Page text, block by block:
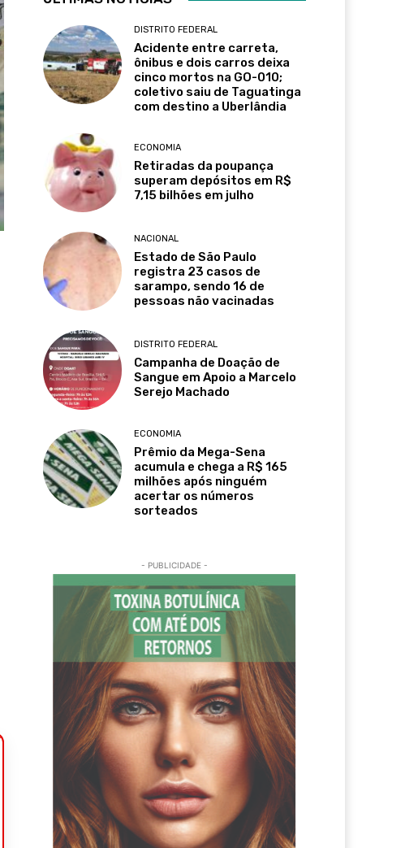
DISTRITO FEDERAL
Acidente entre carreta,
ônibus e dois carros deixa
cinco mortos na GO-010;
coletivo saiu de Taguatinga
com destino a Uberlândia
ECONOMIA
Retiradas da poupança
superam depósitos em R$
7,15 bilhões em julho
NACIONAL
Estado de São Paulo
registra 23 casos de
sarampo, sendo 16 de
pessoas não vacinadas
DISTRITO FEDERAL
Campanha de Doação de
Sangue em Apoio a Marcelo
Serejo Machado
ECONOMIA
Prêmio da Mega-Sena
acumula e chega a R$ 165
milhões após ninguém
acertar os números
sorteados
- PUBLICIDADE -